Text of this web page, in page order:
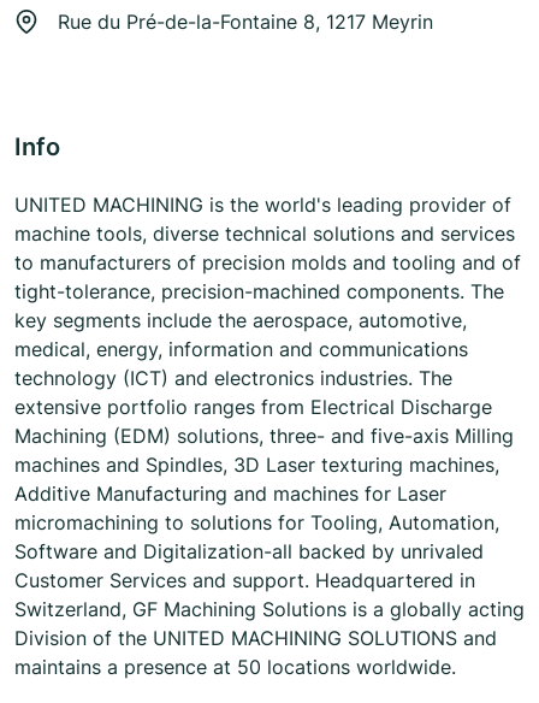
Rue du Pré-de-la-Fontaine 8, 1217 Meyrin
Info
UNITED MACHINING is the world's leading provider of
machine tools, diverse technical solutions and services
to manufacturers of precision molds and tooling and of
tight-tolerance, precision-machined components. The
key segments include the aerospace, automotive,
medical, energy, information and communications
technology (ICT) and electronics industries. The
extensive portfolio ranges from Electrical Discharge
Machining (EDM) solutions, three- and five-axis Milling
machines and Spindles, 3D Laser texturing machines,
Additive Manufacturing and machines for Laser
micromachining to solutions for Tooling, Automation,
Software and Digitalization-all backed by unrivaled
Customer Services and support. Headquartered in
Switzerland, GF Machining Solutions is a globally acting
Division of the UNITED MACHINING SOLUTIONS and
maintains a presence at 50 locations worldwide.